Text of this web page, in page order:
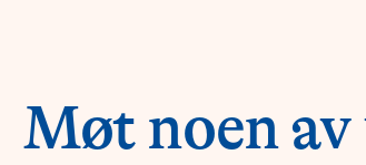
Møt noen